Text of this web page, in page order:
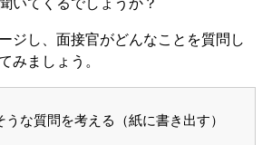
ジし、面接官がどんなことを質問し
みましょう。
な質問を考える（紙に書き出す）